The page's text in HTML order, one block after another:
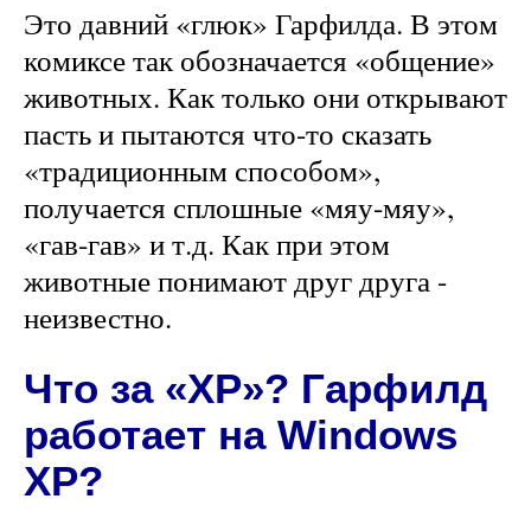
Это давний «глюк» Гарфилда. В этом
комиксе так обозначается «общение»
животных. Как только они открывают
пасть и пытаются что-то сказать
«традиционным способом»,
получается сплошные «мяу-мяу»,
«гав-гав» и т.д. Как при этом
животные понимают друг друга -
неизвестно.
Что за «ХР»? Гарфилд
работает на Windows
XP?